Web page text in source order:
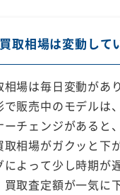
取相場は変動して
相場は毎日変動があ
で販売中のモデルは
ーチェンジがあると
取相場がガクッと下
によって少し時期が
買取査定額が一気に